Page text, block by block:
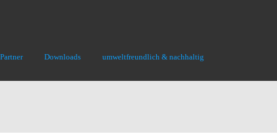
Partner Downloads umweltfreundlich & nachhaltig